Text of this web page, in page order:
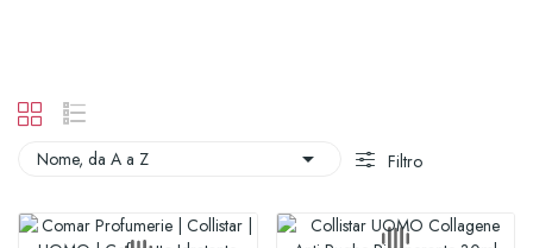
Nome, da A a Z  Filtro